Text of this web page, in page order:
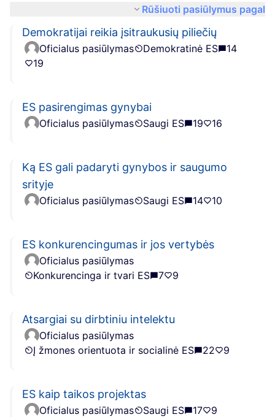
Rūšiuoti pasiūlymus pagal
Demokratijai reikia įsitraukusių piliečių
Oficialus pasiūlymas Demokratinė ES
14
19
ES pasirengimas gynybai
Oficialus pasiūlymas Saugi ES 19 16
Ką ES gali padaryti gynybos ir saugumo
srityje
Oficialus pasiūlymas Saugi ES 14 10
ES konkurencingumas ir jos vertybės
Oficialus pasiūlymas
Konkurencinga ir tvari ES
7 9
Atsargiai su dirbtiniu intelektu
Oficialus pasiūlymas
Į žmones orientuota ir socialinė ES
22 9
ES kaip taikos projektas
Oficialus pasiūlymas Saugi ES 17 9